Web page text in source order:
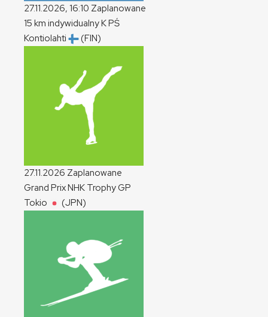
27.11.2026, 16:10 Zaplanowane
15 km indywidualnyKPŚ
Kontiolahti
(FIN)
27.11.2026 Zaplanowane
Grand Prix NHK TrophyGP
Tokio
(JPN)